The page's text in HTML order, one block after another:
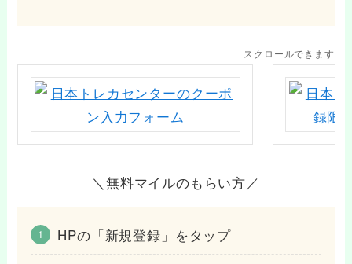
スクロールできます
＼無料マイルのもらい方／
HPの「新規登録」をタップ